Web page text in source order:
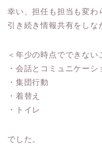
幸い、担任も担当も変わ
引き続き情報共有をしな
＜年少の時点でできない
・会話とコミュニケーシ
・集団行動
・着替え
・トイレ
でした。